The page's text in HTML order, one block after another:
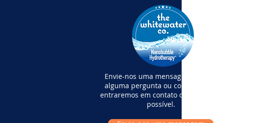
Envie-nos uma mensagem se tiver
alguma pergunta ou comentário e
entraremos em contato o mais breve
possível.